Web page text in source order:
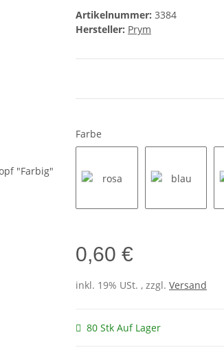
Artikelnummer: 3384
Hersteller: Prym
Farbe
0,60 €
inkl. 19% USt. , zzgl. Versand
80 Stk Auf Lager